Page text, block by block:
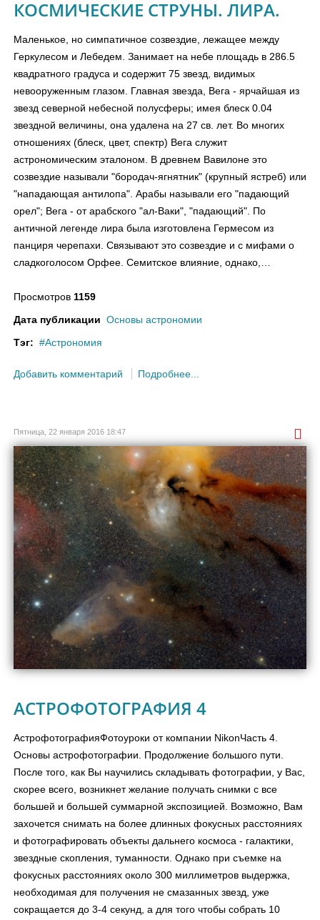
КОСМИЧЕСКИЕ СТРУНЫ. ЛИРА.
Маленькое, но симпатичное созвездие, лежащее между
Геркулесом и Лебедем. Занимает на небе площадь в 286.5
квадратного градуса и содержит 75 звезд, видимых
невооруженным глазом. Главная звезда, Вега - ярчайшая из
звезд северной небесной полусферы; имея блеск 0.04
звездной величины, она удалена на 27 св. лет. Во многих
отношениях (блеск, цвет, спектр) Вега служит
астрономическим эталоном. В древнем Вавилоне это
созвездие называли "бородач-ягнятник" (крупный ястреб) или
"нападающая антилопа". Арабы называли его "падающий
орел"; Вега - от арабского "ал-Ваки", "падающий". По
античной легенде лира была изготовлена Гермесом из
панциря черепахи. Связывают это созвездие и с мифами о
сладкоголосом Орфее. Семитское влияние, однако,…
Просмотров 1159
Дата публикации Основы астрономии
Тэг:
Астрономия
Добавить комментарий Подробнее...
Пятница, 22 января 2016 18:47
АСТРОФОТОГРАФИЯ 4
АстрофотографияФотоуроки от компании NikonЧасть 4.
Основы астрофотографии. Продолжение большого пути.
После того, как Вы научились складывать фотографии, у Вас,
скорее всего, возникнет желание получать снимки с все
большей и большей суммарной экспозицией. Возможно, Вам
захочется снимать на более длинных фокусных расстояниях
и фотографировать объекты дальнего космоса - галактики,
звездные скопления, туманности. Однако при съемке на
фокусных расстояниях около 300 миллиметров выдержка,
необходимая для получения не смазанных звезд, уже
сокращается до 3-4 секунд, а для того чтобы собрать 10